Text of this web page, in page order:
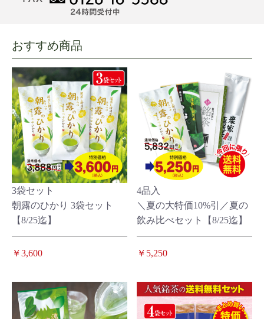
おすすめ商品
3袋セット
朝露のひかり 3袋セット
【8/25迄】
￥3,600
4品入
＼夏の大特価10%引／夏の
飲み比べセット【8/25迄】
￥5,250